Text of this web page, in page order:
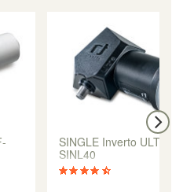
SINGLE Inverto ULTRA
SINL40